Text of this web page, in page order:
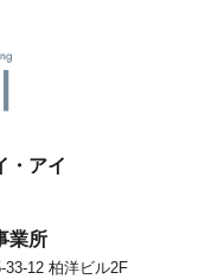
・アイ
業所
12 柏洋ビル2F